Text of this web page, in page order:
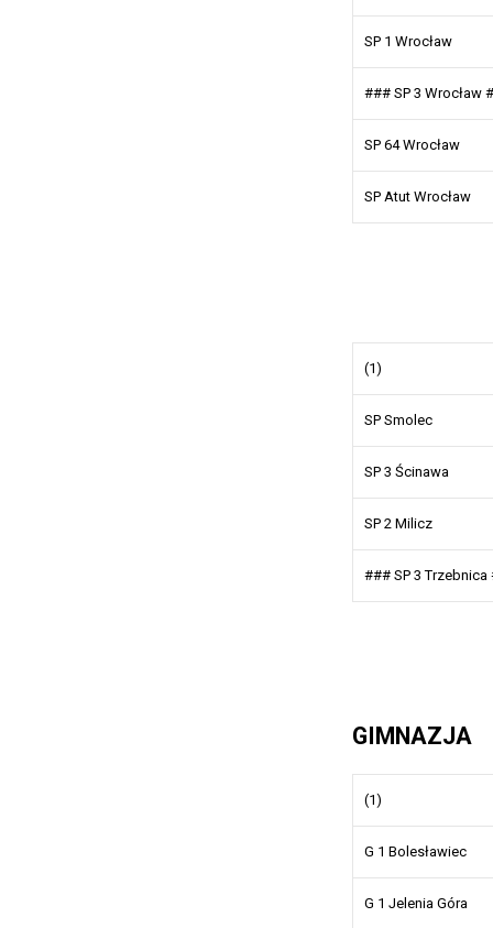
SP 1 Wrocław
### SP 3 Wrocław
SP 64 Wrocław
SP Atut Wrocław
(1)
SP Smolec
SP 3 Ścinawa
SP 2 Milicz
### SP 3 Trzebnica
GIMNAZJA
(1)
G 1 Bolesławiec
G 1 Jelenia Góra